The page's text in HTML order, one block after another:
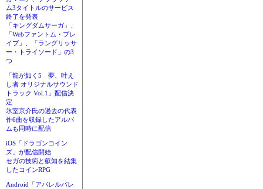
ム3タイトルのサービス
終了を発表
「キングダムサーガ」、
「Webファントム・ブレ
イブ」、「ラングリッサ
ー・トライソード」の3
つ
「龍が如く5 夢、叶え
し者 オリジナルサウンド
トラック Vol.1」配信決
定
氷室京介氏の過去の代表
作6曲を収録したアルバ
ムも同時に配信
iOS「ドラゴンコイン
ズ」が配信開始
セガの技術と叡知を結集
したコインRPG
Android「アパレルパレ